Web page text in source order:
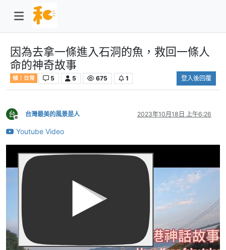
因為去拿一條進入石洞的魚，救回一條人
命的神奇故事
傾｜日常 5 5 675 1 登入後回覆
台
離線
台灣最美的風景是人 2023年10月18日 上午6:26
Youtube Video